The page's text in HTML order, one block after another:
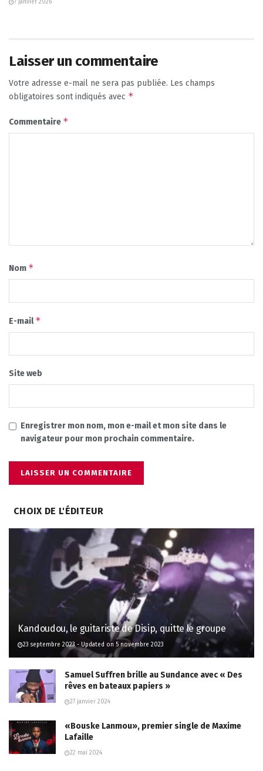
7 janvier 2026
Laisser un commentaire
Votre adresse e-mail ne sera pas publiée. Les champs
obligatoires sont indiqués avec *
Commentaire *
Nom *
E-mail*
Site web
Enregistrer mon nom, mon e-mail et mon site dans le
navigateur pour mon prochain commentaire.
CHOIX DE L'ÉDITEUR
Kandoudou, le guitariste de Disip, quitte le groupe
23 septembre 2023 - Updated on 5 novembre 2023
Samuel Suffren brille au Sundance avec « Des
rêves en bateaux papiers »
27 janvier 2024
«Bouske Lanmou», premier single de Maxime
Lafaille
22 mai 2024